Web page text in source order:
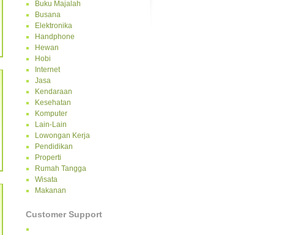
Buku Majalah
Busana
Elektronika
Handphone
Hewan
Hobi
Internet
Jasa
Kendaraan
Kesehatan
Komputer
Lain-Lain
Lowongan Kerja
Pendidikan
Properti
Rumah Tangga
Wisata
Makanan
Customer Support